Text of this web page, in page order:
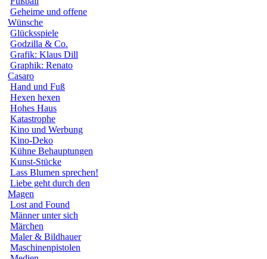
Geheime und offene
Wünsche
Glücksspiele
Godzilla & Co.
Grafik: Klaus Dill
Graphik: Renato
Casaro
Hand und Fuß
Hexen hexen
Hohes Haus
Katastrophe
Kino und Werbung
Kino-Deko
Kühne Behauptungen
Kunst-Stücke
Lass Blumen sprechen!
Liebe geht durch den
Magen
Lost and Found
Männer unter sich
Märchen
Maler & Bildhauer
Maschinenpistolen